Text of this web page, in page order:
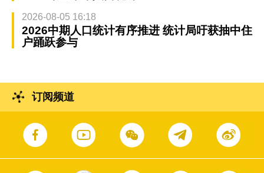
2026-08-05 16:18
2026中期人口统计有序推进 统计局吁获抽中住
户踊跃参与
订阅频道